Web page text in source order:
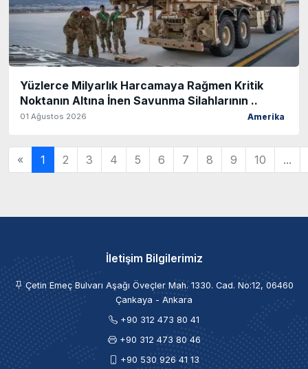
Yüzlerce Milyarlık Harcamaya Rağmen Kritik
Noktanın Altına İnen Savunma Silahlarının ..
01 Ağustos 2026 Amerika
« 1 2 3 4 5 6 7 8 9 10 ...
İletişim Bilgilerimiz
Çetin Emeç Bulvarı Aşağı Öveçler Mah. 1330. Cad. No:12, 06460
Çankaya - Ankara
+90 312 473 80 41
+90 312 473 80 46
+90 530 926 41 13